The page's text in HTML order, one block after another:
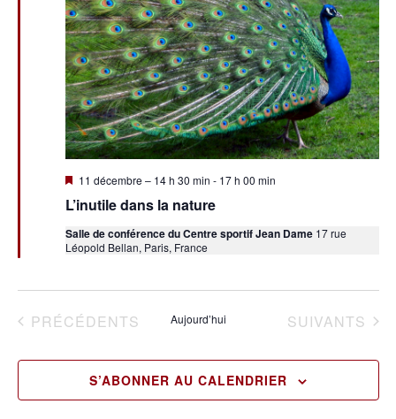
L’inutile dans la nature
Mis
avant
11 décembre – 14 h 30 min - 17 h 00 min
Salle de conférence du Centre sportif Jean Dame 17 rue
Léopold Bellan, Paris, France
ÉVÈNEMENTS
PRÉCÉDENTS Aujourd’hui ÉVÈNEMENTS
SUIVANTS
S’ABONNER AU CALENDRIER